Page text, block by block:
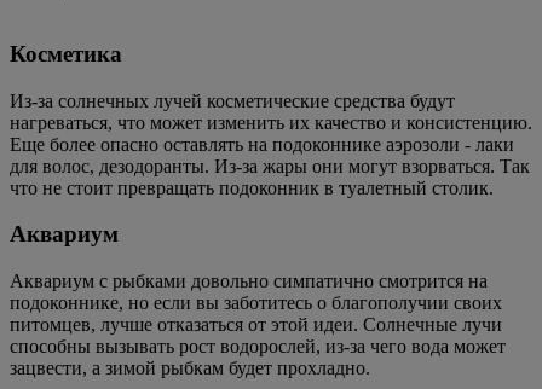
Косметика
Из-за солнечных лучей косметические средства будут
нагреваться, что может изменить их качество и консистенцию.
Еще более опасно оставлять на подоконнике аэрозоли - лаки
для волос, дезодоранты. Из-за жары они могут взорваться. Так
что не стоит превращать подоконник в туалетный столик.
Аквариум
Аквариум с рыбками довольно симпатично смотрится на
подоконнике, но если вы заботитесь о благополучии своих
питомцев, лучше отказаться от этой идеи. Солнечные лучи
способны вызывать рост водорослей, из-за чего вода может
зацвести, а зимой рыбкам будет прохладно.